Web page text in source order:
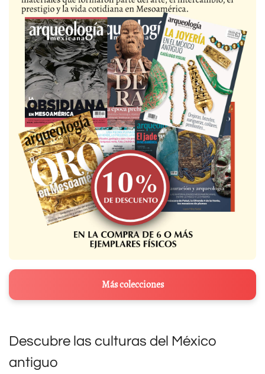
Más colecciones
Descubre las culturas del México
antiguo